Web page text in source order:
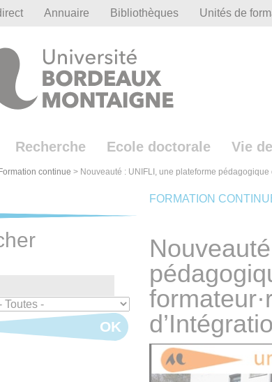
Annuaire Bibliothèques Unités de
Recherche Ecole doctorale Vie
Formation continue > Nouveauté : UNIFLI, une plateforme
FORMATION
OK